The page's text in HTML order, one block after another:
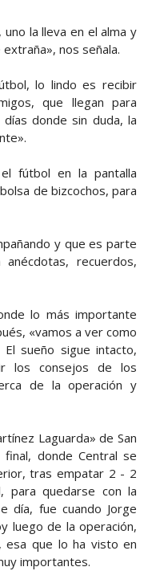
la lleva en el alma y
nos señala.
lo lindo es recibir
que llegan para
donde sin duda, la
fútbol en la pantalla
de bizcochos, para
y que es parte
recuerdos,
lo más importante
«vamos a ver como
sueño sigue intacto,
los consejos de los
de la operación y
Laguarda» de San
donde Central se
tras empatar 2 - 2
para quedarse con la
día, fue cuando Jorge
luego de la operación,
esa que lo ha visto en
importantes.